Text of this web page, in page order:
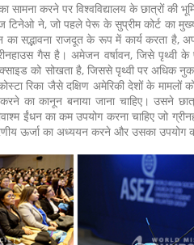
सामना करने पर विश्वविद्यालय के छात्रों की
टिनेओ ने, जो पहले पेरू के सुप्रीम कोर्ट का
का सद्भावना राजदूत के रूप में कार्य करता है,
गैस है। अमेजन वर्षावन, जिसे पृथ्वी
को सोखता है, जिससे पृथ्वी पर अधिक
रिका जैसे दक्षिण अमेरिकी देशों के मामलों
का कानून बनाया जाना चाहिए। उसने
ईंधन का कम उपयोग करना चाहिए जो
ऊर्जा का अध्ययन करने और उसका